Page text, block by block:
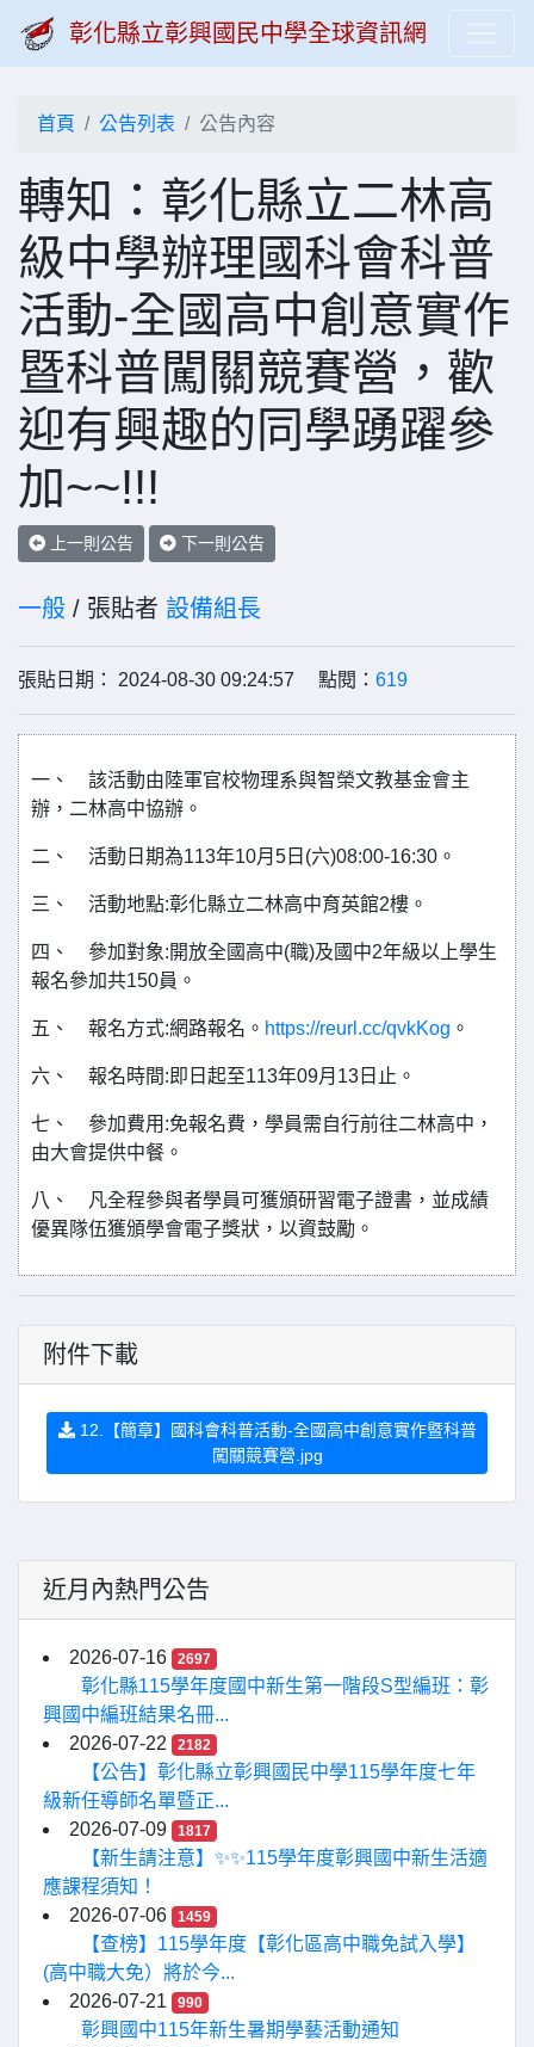
彰化縣立彰興國民中學全球資訊網
首頁 公告列表 公告內容
轉知：彰化縣立二林高
級中學辦理國科會科普
活動-全國高中創意實作
暨科普闖關競賽營，歡
迎有興趣的同學踴躍參
加~~!!!
上一則公告 下一則公告
一般 / 張貼者 設備組長
張貼日期： 2024-08-30 09:24:57 點閱： 619
一、 該活動由陸軍官校物理系與智榮文教基金會主
辦，二林高中協辦。
二、 活動日期為113年10月5日(六)08:00-16:30。
三、 活動地點:彰化縣立二林高中育英館2樓。
四、 參加對象:開放全國高中(職)及國中2年級以上學生
報名參加共150員。
五、 報名方式:網路報名。 https://reurl.cc/qvkKog 。
六、 報名時間:即日起至113年09月13日止。
七、 參加費用:免報名費，學員需自行前往二林高中，
由大會提供中餐。
八、 凡全程參與者學員可獲頒研習電子證書，並成績
優異隊伍獲頒學會電子獎狀，以資鼓勵。
附件下載
12.【簡章】國科會科普活動-全國高中創意實作暨科普
闖關競賽營.jpg
近月內熱門公告
2026-07-16 2697
彰化縣115學年度國中新生第一階段S型編班：彰
興國中編班結果名冊...
2026-07-22
2182
【公告】彰化縣立彰興國民中學115學年度七年
級新任導師名單暨正...
2026-07-09
1817
【新生請注意】✨✨115學年度彰興國中新生活適
應課程須知！
2026-07-06
1459
【查榜】115學年度【彰化區高中職免試入學】
(高中職大免）將於今...
2026-07-21
990
彰興國中115年新生暑期學藝活動通知